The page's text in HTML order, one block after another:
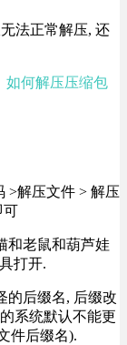
法正常解压, 还
如何解压压缩包
>解压文件 > 解压
可
和老鼠和葫芦娃
打开.
的后缀名, 后缀改
系统默认不能更
件后缀名).